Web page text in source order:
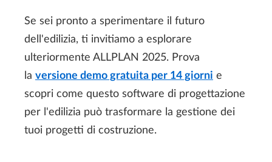
Se sei pronto a sperimentare il futuro
dell'edilizia, ti invitiamo a esplorare
ulteriormente ALLPLAN 2025. Prova
la versione demo gratuita per 14 giorni e
scopri come questo software di progettazione
per l'edilizia può trasformare la gestione dei
tuoi progetti di costruzione.